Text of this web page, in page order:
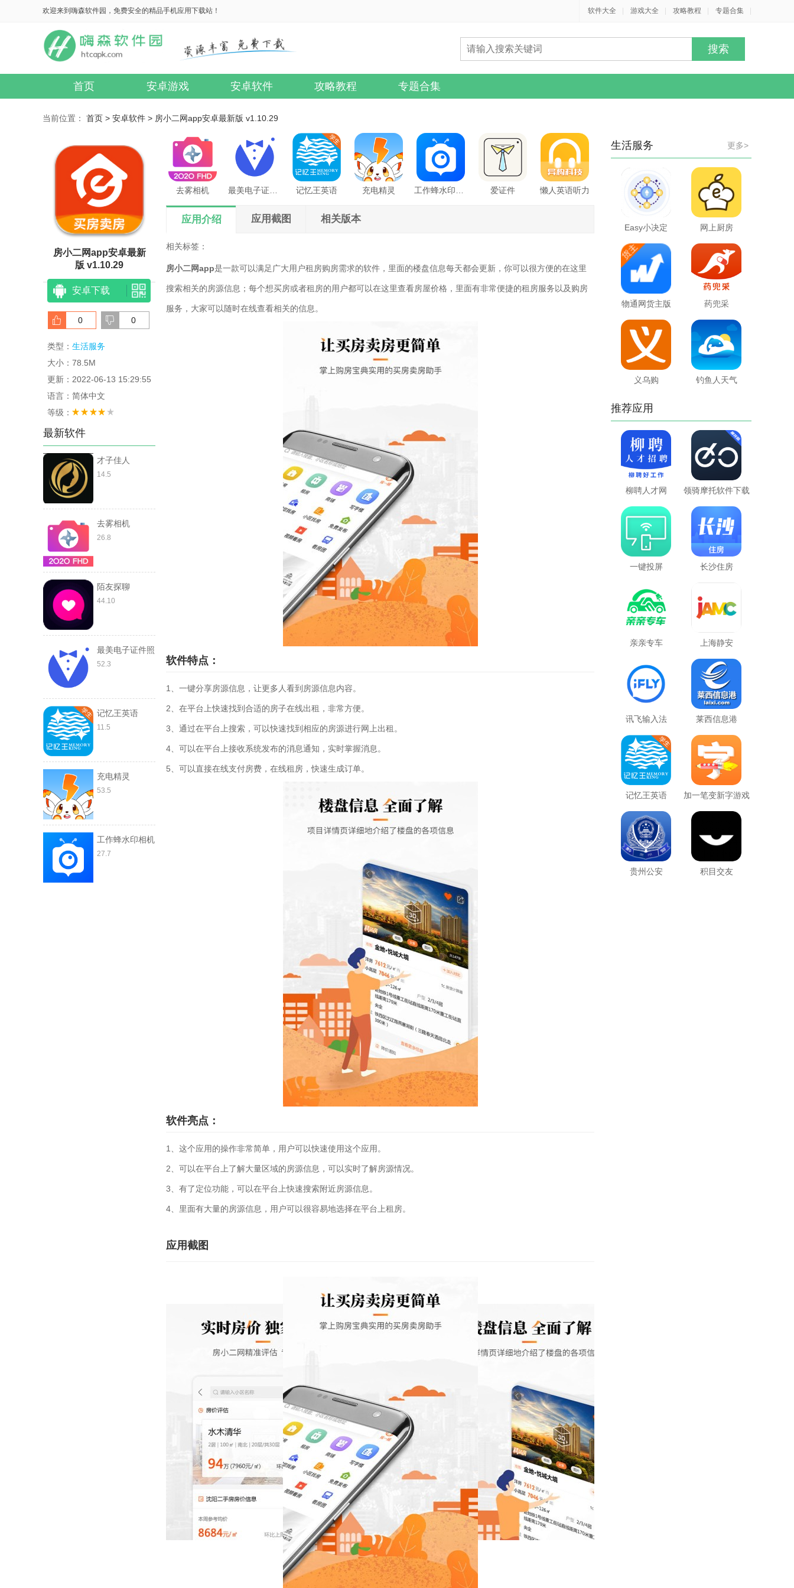
欢迎来到嗨森软件园，免费安全的精品手机应用下载站！ 软件大全 游戏大全 攻略教程 专题合集
首页 安卓游戏 安卓软件 攻略教程 专题合集
当前位置： 首页 > 安卓软件 > 房小二网app安卓最新版 v1.10.29
房小二网app安卓最新
版 v1.10.29
安卓下载
0 0
类型： 生活服务
大小：78.5M
更新：2022-06-13 15:29:55
语言：简体中文
等级：
最新软件
才子佳人
14.5
去雾相机
26.8
陌友探聊
44.10
最美电子证件照
52.3
记忆王英语
11.5
充电精灵
53.5
工作蜂水印相机
27.7
去雾相机 记忆王英语 充电精灵 爱证件 懒人英语听力
应用介绍 应用截图 相关版本
相关标签：
房小二网app是一款可以满足广大用户租房购房需求的软件，里面的楼盘信息每天都会更新，你可以很方便的在这里
搜索相关的房源信息；每个想买房或者租房的用户都可以在这里查看房屋价格，里面有非常便捷的租房服务以及购房
服务，大家可以随时在线查看相关的信息。
软件特点：
1、一键分享房源信息，让更多人看到房源信息内容。
2、在平台上快速找到合适的房子在线出租，非常方便。
3、通过在平台上搜索，可以快速找到相应的房源进行网上出租。
4、可以在平台上接收系统发布的消息通知，实时掌握消息。
5、可以直接在线支付房费，在线租房，快速生成订单。
软件亮点：
1、这个应用的操作非常简单，用户可以快速使用这个应用。
2、可以在平台上了解大量区域的房源信息，可以实时了解房源情况。
3、有了定位功能，可以在平台上快速搜索附近房源信息。
4、里面有大量的房源信息，用户可以很容易地选择在平台上租房。
应用截图
更多>
生活服务
Easy小决定 网上厨房
物通网货主版 药兜采
义乌购 钓鱼人天气
推荐应用
柳聘人才网 领骑摩托软件下载
一键投屏 长沙住房
亲亲专车 上海静安
讯飞输入法 莱西信息港
记忆王英语 加一笔变新字游戏
贵州公安 积目交友